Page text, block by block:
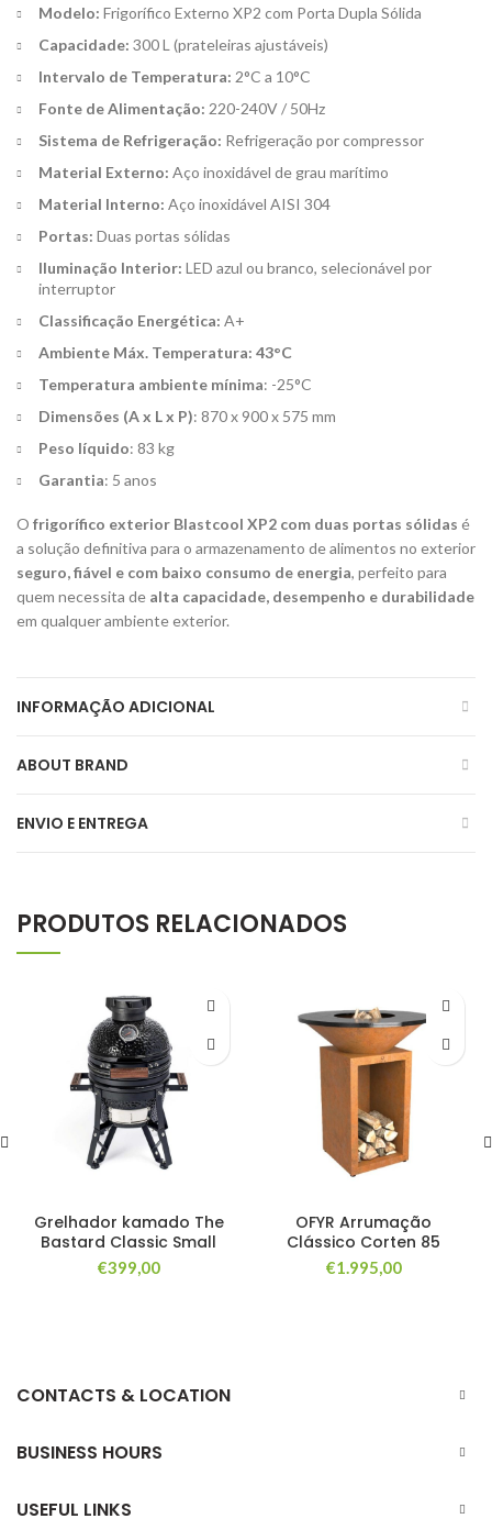
Modelo: Frigorífico Externo XP2 com Porta Dupla Sólida
Capacidade: 300 L (prateleiras ajustáveis)
Intervalo de Temperatura: 2°C a 10°C
Fonte de Alimentação: 220-240V / 50Hz
Sistema de Refrigeração: Refrigeração por compressor
Material Externo: Aço inoxidável de grau marítimo
Material Interno: Aço inoxidável AISI 304
Portas: Duas portas sólidas
Iluminação Interior: LED azul ou branco, selecionável por
interruptor
Classificação Energética: A+
Ambiente Máx. Temperatura: 43°C
Temperatura ambiente mínima: -25°C
Dimensões (A x L x P): 870 x 900 x 575 mm
Peso líquido: 83 kg
Garantia: 5 anos
O frigorífico exterior Blastcool XP2 com duas portas sólidas é
a solução definitiva para o armazenamento de alimentos no exterior
seguro, fiável e com baixo consumo de energia, perfeito para
quem necessita de alta capacidade, desempenho e durabilidade
em qualquer ambiente exterior.
INFORMAÇÃO ADICIONAL
ABOUT BRAND
ENVIO E ENTREGA
PRODUTOS RELACIONADOS
Grelhador kamado The
Bastard Classic Small
€399,00
OFYR Arrumação
Clássico Corten 85
€1.995,00
CONTACTS & LOCATION
BUSINESS HOURS
USEFUL LINKS